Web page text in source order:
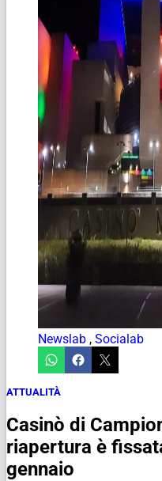
Newslab , Socialab
ATTUALITÀ
Casinò di
riapertura è
gennaio